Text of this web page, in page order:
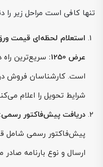
تنها کافی است مراحل زیر را
عرض 1250:
است. کارشناسان فروش
شرایط تحویل را اعلام
دریافت پیش‌فاکتور رسمی:
پیش‌فاکتور رسمی شامل
ارسال و نوع بارنامه